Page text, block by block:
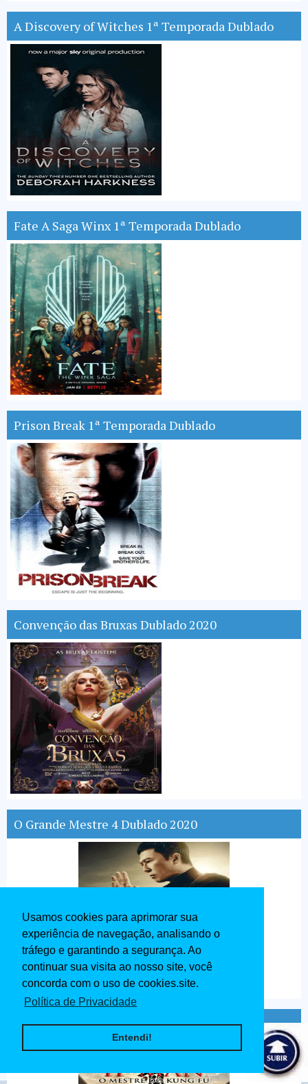
Usamos cookies para aprimorar sua
experiência de navegação, analisando o
tráfego e garantindo a segurança. Ao
continuar sua visita ao nosso site, você
concorda com o uso de cookies.site.
Política de Privacidade
Entendi!
A Discovery of Witches 1ª Temporada Dublado
Fate A Saga Winx 1ª Temporada Dublado
Prison Break 1ª Temporada Dublado
Convenção das Bruxas Dublado 2020
O Grande Mestre 4 Dublado 2020
Ip Man O Mestre do Kung Fu Dublado 2020